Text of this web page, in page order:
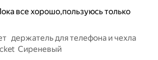
все хорошо,пользуюсь только
держатель для телефона и чехла
Сиреневый